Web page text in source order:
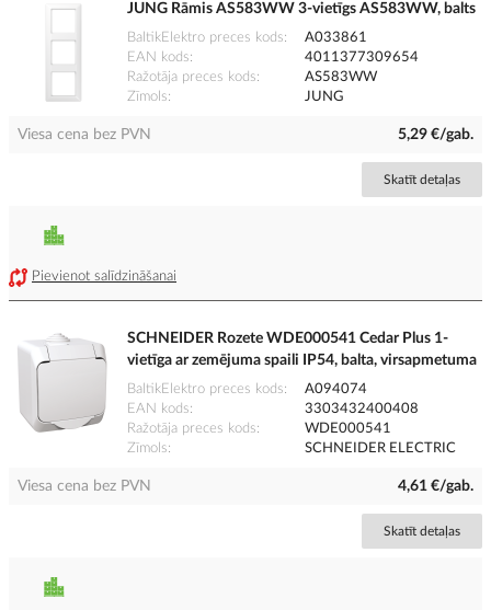
JUNG Rāmis AS583WW 3-vietīgs AS583WW, balts
BaltikElektro preces kods
A033861
EAN kods
4011377309654
Ražotāja preces kods
AS583WW
Zīmols
JUNG
Viesa cena bez PVN 5,29 €/gab.
Skatīt detaļas
Pievienot salīdzināšanai
SCHNEIDER Rozete WDE000541 Cedar Plus 1-
vietīga ar zemējuma spaili IP54, balta, virsapmetuma
BaltikElektro preces kods
A094074
EAN kods
3303432400408
Ražotāja preces kods
WDE000541
Zīmols
SCHNEIDER ELECTRIC
Viesa cena bez PVN 4,61 €/gab.
Skatīt detaļas